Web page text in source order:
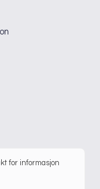
for informasjon